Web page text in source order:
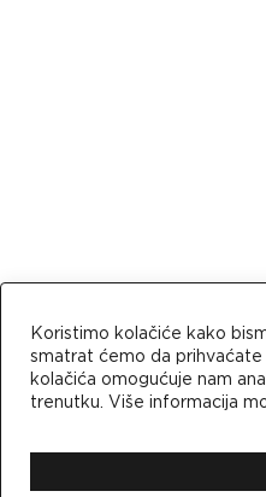
Koristimo kolačiće kako
smatrat ćemo da
kolačića omogućuje nam
trenutku. Više informacija